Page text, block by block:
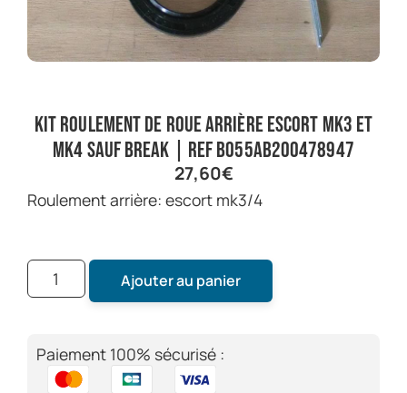
Kit roulement de roue arrière escort mk3 et
mk4 sauf break | ref B055AB200478947
27,60€
roulement arrière: escort mk3/4
Ajouter au panier
Paiement 100% sécurisé :